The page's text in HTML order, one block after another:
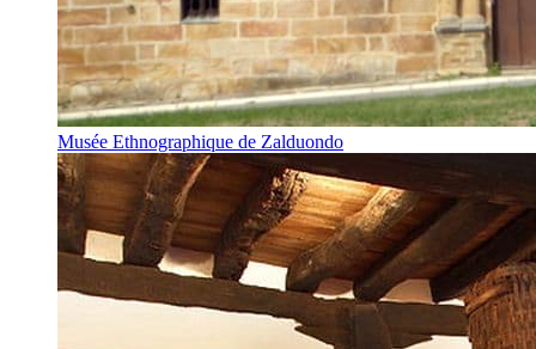
Musée Ethnographique de Zalduondo